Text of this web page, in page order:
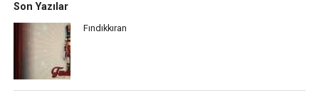
Son Yazılar
Fındıkkıran